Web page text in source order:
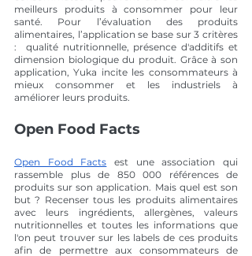
meilleurs produits à consommer pour leur
santé. Pour l’évaluation des produits
alimentaires, l’application se base sur 3 critères
:  qualité nutritionnelle, présence d'additifs et
dimension biologique du produit. Grâce à son
application, Yuka incite les consommateurs à
mieux consommer et les industriels à
améliorer leurs produits.
Open Food Facts
Open Food Facts est une association qui
rassemble plus de 850 000 références de
produits sur son application. Mais quel est son
but ? Recenser tous les produits alimentaires
avec leurs ingrédients, allergènes, valeurs
nutritionnelles et toutes les informations que
l'on peut trouver sur les labels de ces produits
afin de permettre aux consommateurs de